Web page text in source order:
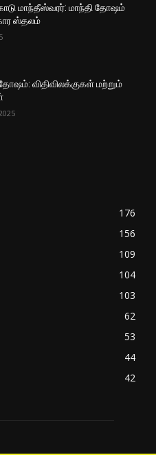
மாந்தீஸ்வரர்: மாந்தி தோஷம்
ஸ்தலம்
விதிவிலக்குகள் மற்றும்
176
156
109
104
103
62
53
44
42